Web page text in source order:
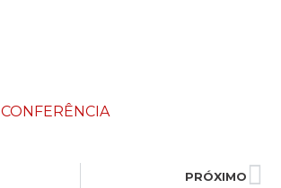
CONFERÊNCIA
PRÓXIMO